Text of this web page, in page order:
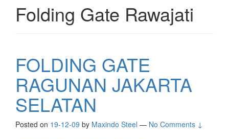
Folding Gate Rawajati
FOLDING GATE
RAGUNAN JAKARTA
SELATAN
Posted on 19-12-09 by Maxindo Steel — No Comments ↓